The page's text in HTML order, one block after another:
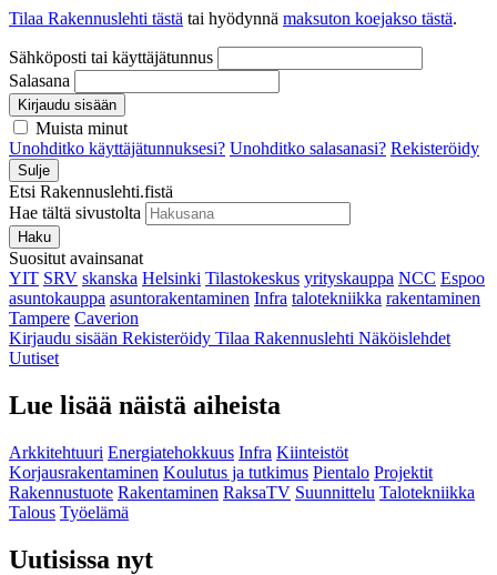
Tilaa Rakennuslehti tästä tai hyödynnä maksuton koejakso tästä.
Sähköposti tai käyttäjätunnus
Salasana
Kirjaudu sisään
Muista minut
Unohditko käyttäjätunnuksesi? Unohditko salasanasi? Rekisteröidy
Sulje
Etsi Rakennuslehti.fistä
Hae tältä sivustolta
Haku
Suositut avainsanat
YIT SRV skanska Helsinki Tilastokeskus yrityskauppa NCC Espoo
asuntokauppa asuntorakentaminen Infra talotekniikka rakentaminen
Tampere Caverion
Kirjaudu sisään Rekisteröidy Tilaa Rakennuslehti Näköislehdet
Uutiset
Lue lisää näistä aiheista
Arkkitehtuuri Energiatehokkuus Infra Kiinteistöt
Korjausrakentaminen Koulutus ja tutkimus Pientalo Projektit
Rakennustuote Rakentaminen RaksaTV Suunnittelu Talotekniikka
Talous Työelämä
Uutisissa nyt